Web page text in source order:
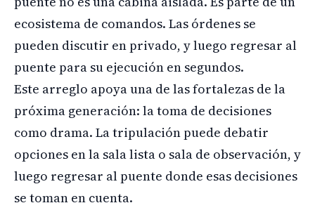
ecosistema de comandos. Las órdenes se
pueden discutir en privado, y luego regresar al
puente para su ejecución en segundos.
Este arreglo apoya una de las fortalezas de la
próxima generación: la toma de decisiones
como drama. La tripulación puede debatir
opciones en la sala lista o sala de observación, y
luego regresar al puente donde esas decisiones
se toman en cuenta.